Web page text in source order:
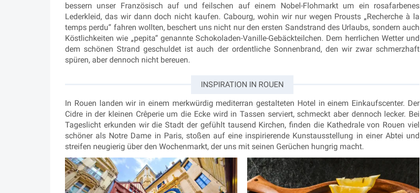
bessern unser Französisch auf und feilschen auf einem Nobel-Flohmarkt um ein rosafarbenes
Lederkleid, das wir dann doch nicht kaufen. Cabourg, wohin wir nur wegen Prousts „Recherche à la
temps perdu“ fahren wollten, beschert uns nicht nur den ersten Sandstrand des Urlaubs, sondern auch
Köstlichkeiten wie „pepita“ genannte Schokoladen-Vanille-Gebäckteilchen. Dem herrlichen Wetter und
dem schönen Strand geschuldet ist auch der ordentliche Sonnenbrand, den wir zwar schmerzhaft
spüren, aber dennoch nicht bereuen.
INSPIRATION IN ROUEN
In Rouen landen wir in einem merkwürdig mediterran gestalteten Hotel in einem Einkaufscenter. Der
Cidre in der kleinen Crêperie um die Ecke wird in Tassen serviert, schmeckt aber dennoch lecker. Bei
Tageslicht erkunden wir die Stadt der gefühlt tausend Kirchen, finden die Kathedrale von Rouen viel
schöner als Notre Dame in Paris, stoßen auf eine inspirierende Kunstausstellung in einer Abtei und
streifen neugierig über den Wochenmarkt, der uns mit seinen Gerüchen hungrig macht.